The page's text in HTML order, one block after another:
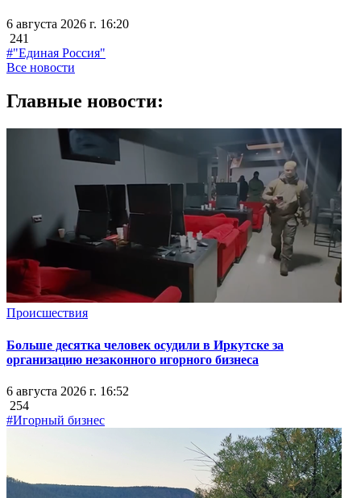
6 августа 2026 г. 16:20
241
#"Единая Россия"
Все новости
Главные новости:
Происшествия
Больше десятка человек осудили в Иркутске за
организацию незаконного игорного бизнеса
6 августа 2026 г. 16:52
254
#Игорный бизнес